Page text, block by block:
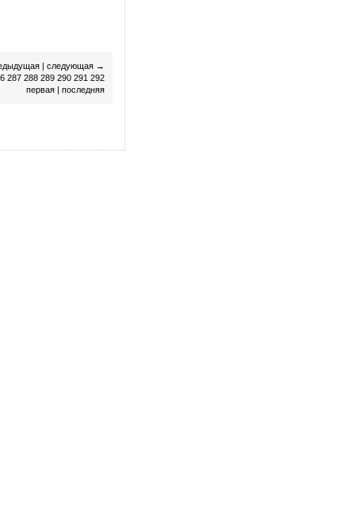
| следующая →
287 288 289 290 291 292
первая | последняя